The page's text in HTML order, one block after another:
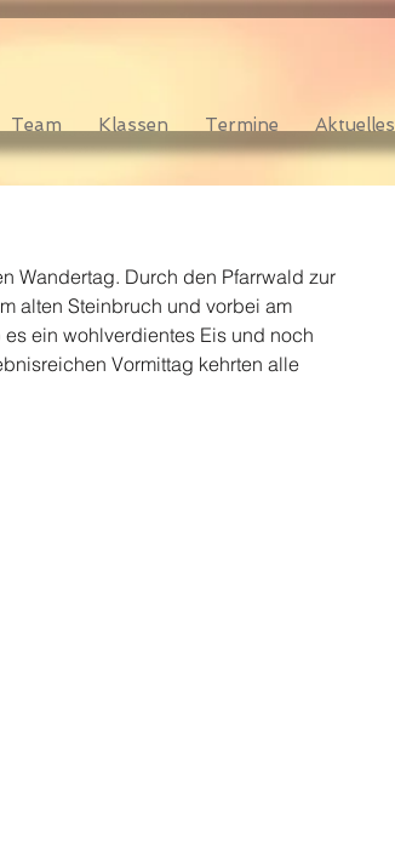
Team Klassen Termine Aktuelles
Wandertag. Durch den Pfarrwald zur
alten Steinbruch und vorbei am
ein wohlverdientes Eis und noch
Vormittag kehrten alle